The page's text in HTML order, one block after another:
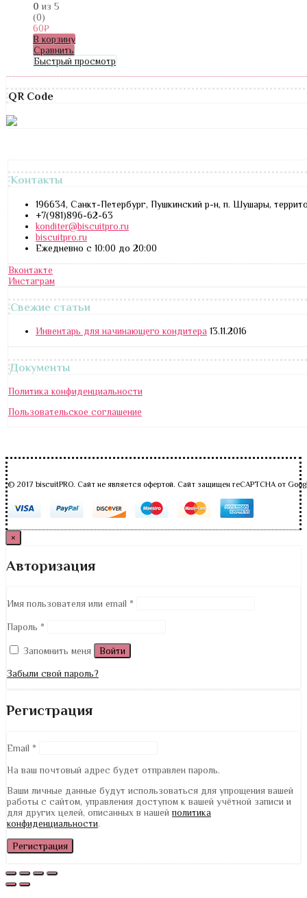
0 из 5
(0)
60₽
В корзину
Сравнить
Быстрый просмотр
QR Code
Контакты
196634, Санкт-Петербург, Пушкинский р-н, п. Шушары,
+7(981)896-62-63
konditer@biscuitpro.ru
biscuitpro.ru
Ежедневно с 10:00 до 20:00
Вконтакте
Инстаграм
Свежие статьи
Инвентарь для начинающего кондитера 13.11.2016
Документы
Политика конфиденциальности
Пользовательское соглашение
© 2017 biscuitPRO. Сайт не является офертой. Сайт защищен reCAPTCHA от
×
Авторизация
Имя пользователя или email *
Пароль *
Запомнить меня Войти
Забыли свой пароль?
Регистрация
Email *
На ваш почтовый адрес будет отправлен пароль.
Ваши личные данные будут использоваться для упрощения вашей
работы с сайтом, управления доступом к вашей учётной записи и
для других целей, описанных в нашейполитика
конфиденциальности.
Регистрация